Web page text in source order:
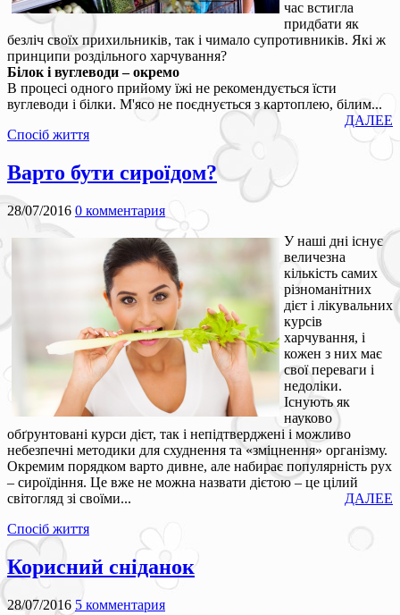
час встигла
придбати як
безліч своїх прихильників, так і чимало супротивників. Які ж
принципи роздільного харчування?
Білок і вуглеводи – окремо
В процесі одного прийому їжі не рекомендується їсти
вуглеводи і білки. М'ясо не поєднується з картоплею, білим...
ДАЛЕЕ
Спосіб життя
Варто бути сироїдом?
28/07/2016 0 комментария
У наші дні існує
величезна
кількість самих
різноманітних
дієт і лікувальних
курсів
харчування, і
кожен з них має
свої переваги і
недоліки.
Існують як
науково
обґрунтовані курси дієт, так і непідтверджені і можливо
небезпечні методики для схуднення та «зміцнення» організму.
Окремим порядком варто дивне, але набирає популярність рух
– сироїдіння. Це вже не можна назвати дієтою – це цілий
світогляд зі своїми...
ДАЛЕЕ
Спосіб життя
Корисний сніданок
28/07/2016 5 комментария